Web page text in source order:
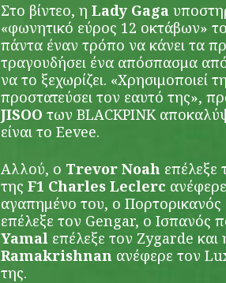
Στο βίντεο, η Lady Gaga
«φωνητικό εύρος 12 οκτάβων»
πάντα έναν τρόπο να κάνει τα
τραγουδήσει ένα απόσπασμα
να το ξεχωρίζει. «Χρησιμοποιεί
προστατεύσει τον εαυτό της»,
JISOO των BLACKPINK
είναι το Eevee.
Αλλού, ο Trevor Noah επέλεξε
της F1 Charles Leclerc
αγαπημένο του, ο Πορτορικανός
επέλεξε τον Gengar, ο Ισπανός
Yamal επέλεξε τον Zygarde και
Ramakrishnan ανέφερε τον
της.